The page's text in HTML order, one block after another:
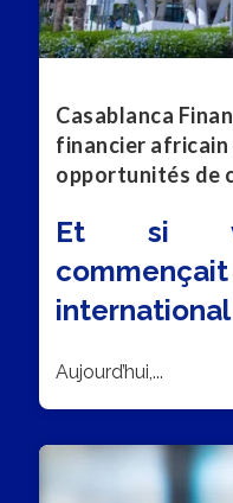
Casablanca
financier
opportunités de
Et si
international
Aujourd’hui,...